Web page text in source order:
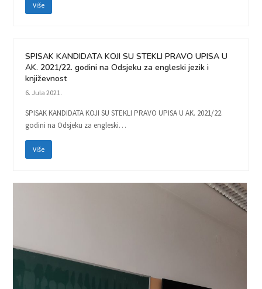
Više
SPISAK KANDIDATA KOJI SU STEKLI PRAVO UPISA U
AK. 2021/22. godini na Odsjeku za engleski jezik i
književnost
6. Jula 2021.
SPISAK KANDIDATA KOJI SU STEKLI PRAVO UPISA U AK. 2021/22.
godini na Odsjeku za engleski…
Više